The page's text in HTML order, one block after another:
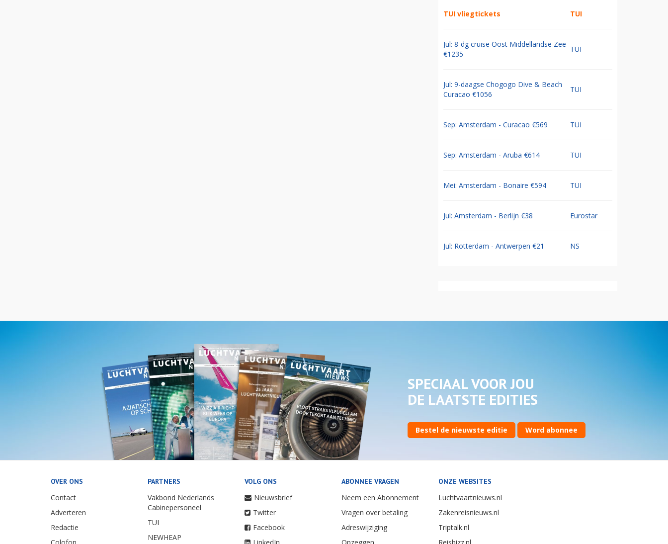
TUI vliegtickets TUI
Jul: 8-dg cruise Oost Middellandse Zee
€1235
TUI
Jul: 9-daagse Chogogo Dive & Beach
Curacao €1056
TUI
Sep: Amsterdam - Curacao €569 TUI
Sep: Amsterdam - Aruba €614 TUI
Mei: Amsterdam - Bonaire €594 TUI
Jul: Amsterdam - Berlijn €38 Eurostar
Jul: Rotterdam - Antwerpen €21 NS
SPECIAAL VOOR JOU
DE LAATSTE EDITIES
Bestel de nieuwste editie Word abonnee
OVER ONS
Contact
Adverteren
Redactie
PARTNERS
Vakbond Nederlands
Cabinepersoneel
TUI
NEWHEAP
VOLG ONS
Nieuwsbrief
Twitter
Facebook
ABONNEE VRAGEN
Neem een Abonnement
Vragen over betaling
Adreswijziging
ONZE WEBSITES
Luchtvaartnieuws.nl
Zakenreisnieuws.nl
Triptalk.nl